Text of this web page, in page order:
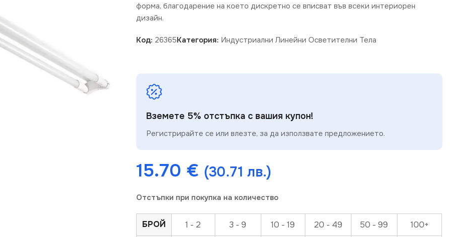
форма, благодарение на което дискретно се вписват във всеки интериорен
дизайн.
Код: 26365Категория: Индустриални Линейни Осветителни Тела
Вземете 5% отстъпка с вашия купон!
Регистрирайте се или влезте, за да използвате предложението.
15.70 € (30.71 лв.)
Отстъпки при покупка на количество
БРОЙ 1 - 2 3 - 9 10 - 19 20 - 49 50 - 99 100+